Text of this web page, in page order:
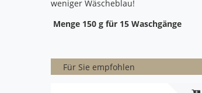
weniger Wäscheblau!
Menge 150 g für 15 Waschgänge
Für Sie empfohlen